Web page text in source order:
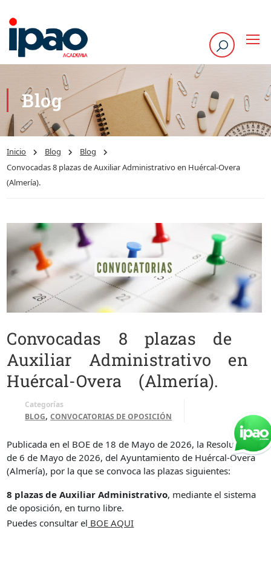
Blog
Inicio Blog
Blog
Convocadas 8 plazas de Auxiliar Administrativo en Huércal-Overa
(Almería).
Convocadas 8 plazas de
Auxiliar Administrativo en
Huércal-Overa (Almería).
Categorías
BLOG,CONVOCATORIAS DE OPOSICIÓN
Publicada en el BOE de 18 de Mayo de 2026, la Resolución
de 6 de Mayo de 2026, del Ayuntamiento de Huércal-Overa
(Almería), por la que se convoca las plazas siguientes:
8 plazas de Auxiliar Administrativo, mediante el sistema
de oposición, en turno libre.
Puedes consultar el BOE AQUI